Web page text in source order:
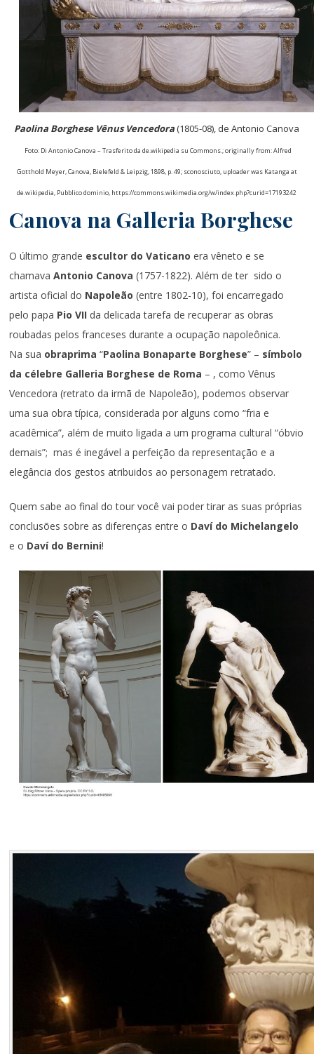
Paolina Borghese Vênus Vencedora(1805-08), de Antonio Canova
Foto: Di Antonio Canova – Trasferito da de.wikipedia su Commons.; originally from: Alfred
Gotthold Meyer, Canova, Bielefeld & Leipzig, 1898, p. 49; sconosciuto, uploader was Katanga at
de.wikipedia, Pubblico dominio, https://commons.wikimedia.org/w/index.php?curid=17193242
Canova na Galleria Borghese
O último grande escultor do Vaticano era vêneto e se
chamavaAntonio Canova (1757-1822). Além de ter sido o
artista oficial do Napoleão (entre 1802-10), foi encarregado
pelo papa Pio VII da delicada tarefa de recuperar as obras
roubadas pelos franceses durante a ocupação napoleônica.
Na sua obraprima “Paolina Bonaparte Borghese” – símbolo
da célebre Galleria Borghese de Roma – , como Vênus
Vencedora (retrato da irmã de Napoleão), podemos observar
uma sua obra típica, considerada por alguns como “fria e
acadêmica”, além de muito ligada a um programa cultural “óbvio
demais”; mas é inegável a perfeição da representação e a
elegância dos gestos atribuidos ao personagem retratado.
Quem sabe ao final do tour você vai poder tirar as suas próprias
conclusões sobre as diferenças entre o Daví do Michelangelo
e o Daví do Bernini!